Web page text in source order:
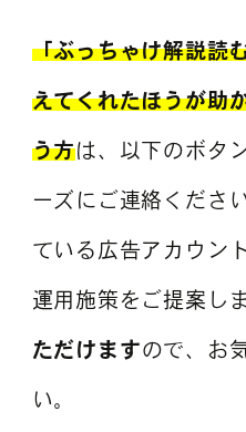
「ぶっちゃけ解説読
えてくれたほうが助
う方は、以下のボタ
ーズにご連絡くださ
ている広告アカウン
運用施策をご提案し
ただけますので、お
い。